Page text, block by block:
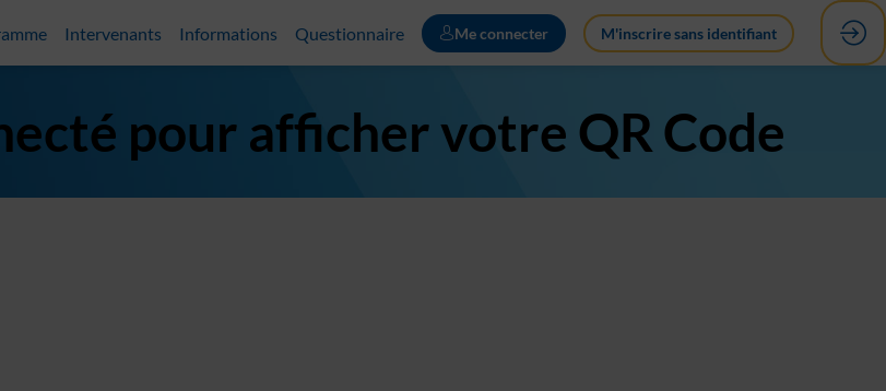
Intervenants Informations Questionnaire Me connecter M'inscrire sans identifiant
pour afficher votre QR Code